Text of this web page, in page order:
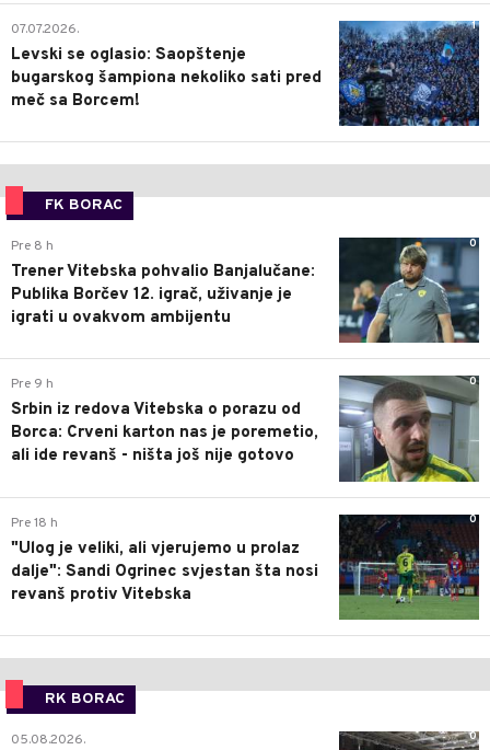
1
07.07.2026.
Levski se oglasio: Saopštenje
bugarskog šampiona nekoliko sati pred
meč sa Borcem!
FK BORAC
0
Pre 8 h
Trener Vitebska pohvalio Banjalučane:
Publika Borčev 12. igrač, uživanje je
igrati u ovakvom ambijentu
0
Pre 9 h
Srbin iz redova Vitebska o porazu od
Borca: Crveni karton nas je poremetio,
ali ide revanš - ništa još nije gotovo
0
Pre 18 h
"Ulog je veliki, ali vjerujemo u prolaz
dalje": Sandi Ogrinec svjestan šta nosi
revanš protiv Vitebska
RK BORAC
0
05.08.2026.